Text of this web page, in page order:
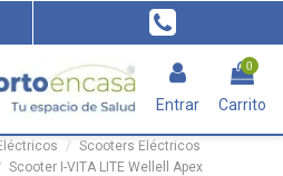
Entrar
0
Carrito
Scooters Eléctricos
Scooter I-VITA LITE Wellell Apex